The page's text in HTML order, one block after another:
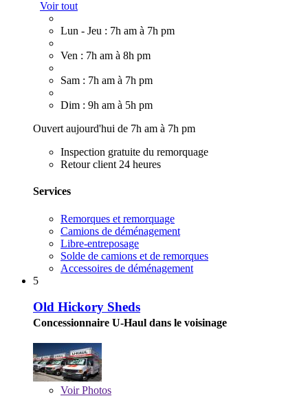
Voir tout
Lun - Jeu : 7h am à 7h pm
Ven : 7h am à 8h pm
Sam : 7h am à 7h pm
Dim : 9h am à 5h pm
Ouvert aujourd'hui de 7h am à 7h pm
Inspection gratuite du remorquage
Retour client 24 heures
Services
Remorques et remorquage
Camions de déménagement
Libre-entreposage
Solde de camions et de remorques
Accessoires de déménagement
5
Old Hickory Sheds
Concessionnaire U-Haul dans le voisinage
VoirPhotos